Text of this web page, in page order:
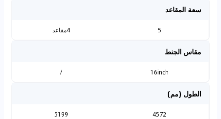
سعة المقاعد
5 4مقاعد
مقاس الجنط
16inch
/
الطول (مم)
4572
5199